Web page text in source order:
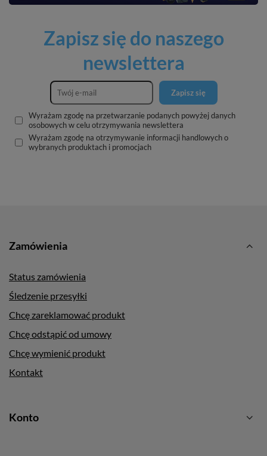
Zapisz się do naszego
newslettera
Zapisz się
Wyrażam zgodę na przetwarzanie podanych powyżej danych
osobowych w celu otrzymywania newslettera
Wyrażam zgodę na otrzymywanie informacji handlowych o
wybranych produktach i promocjach
Zamówienia
Status zamówienia
Śledzenie przesyłki
Chcę zareklamować produkt
Chcę odstąpić od umowy
Chcę wymienić produkt
Kontakt
Konto